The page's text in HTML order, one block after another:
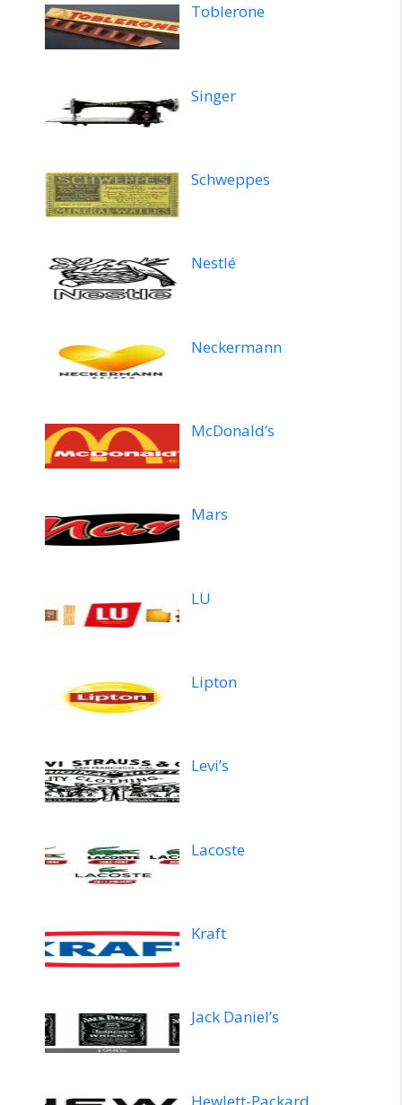
Toblerone
Singer
Schweppes
Nestlé
Neckermann
McDonald’s
Mars
LU
Lipton
Levi’s
Lacoste
Kraft
Jack Daniel’s
Hewlett-Packard